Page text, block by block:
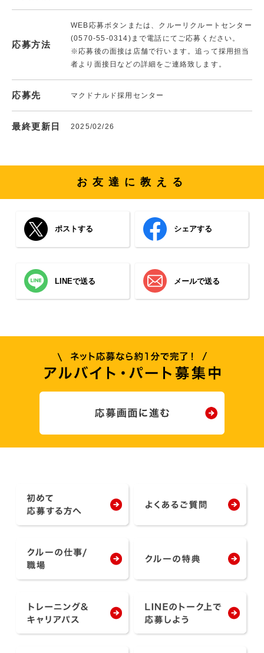
応募方法
WEB応募ボタンまたは、クルーリクルートセンター
(0570-55-0314)まで電話にてご応募ください。
※応募後の面接は店舗で行います。追って採用担当
者より面接日などの詳細をご連絡致します。
応募先 マクドナルド採用センター
最終更新日 2025/02/26
お友達に教える
ポストする シェアする
LINEで送る メールで送る